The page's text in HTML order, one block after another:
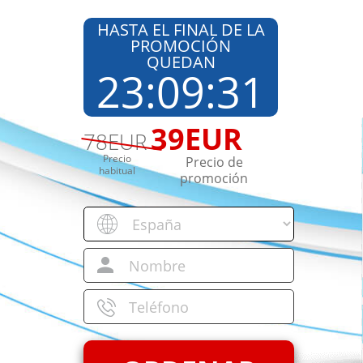
HASTA EL FINAL DE LA
PROMOCIÓN
QUEDAN
23:09:29
78EUR
Precio
habitual
39EUR
Precio de
promoción